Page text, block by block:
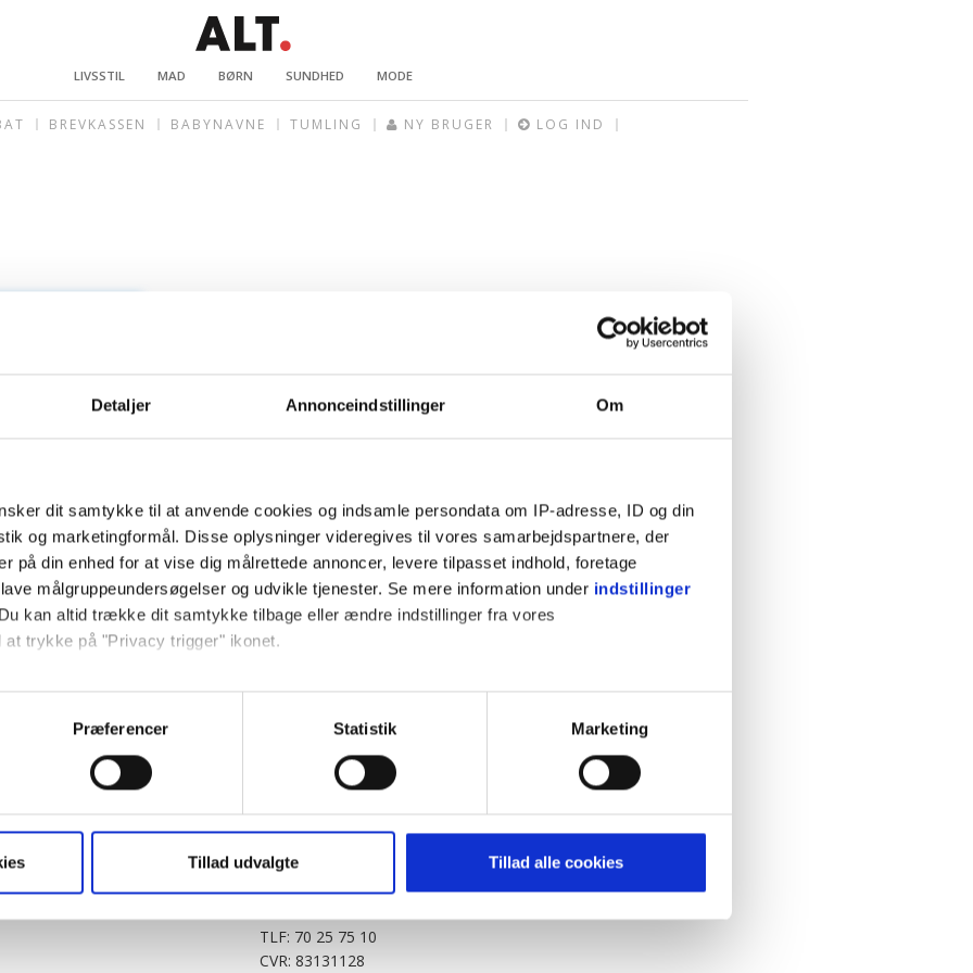
Detaljer Annonceindstillinger Om
dit samtykke til at anvende cookies og indsamle persondata om IP-adresse, ID og din
og marketingformål. Disse oplysninger videregives til vores samarbejdspartnere, der
på din enhed for at vise dig målrettede annoncer, levere tilpasset indhold, foretage
målgruppeundersøgelser og udvikle tjenester. Se mere information under indstillinger
kan altid trække dit samtykke tilbage eller ændre indstillinger fra vores
at trykke på "Privacy trigger" ikonet.
gerne:
om din placering, der kan være nøjagtig inden for få meter
baseret på en scanning af dens unikke karakteristika (fingerprinting)
må bruge egne cookies og cookies fra tredjeparter til at optimere dit besøg på vores
generere statistik og huske dine præferencer samt til brug for markedsføring, så vi
tilbage. Du skal være opmærksom på, at vores hjemmeside muligvis ikke fungerer
cookies eller tilbagetrækker et samtykke. Du kan læse mere om vores brug af cookies
Præferencer Statistik Marketing
Tillad udvalgte Tillad alle cookies
LIVSSTIL MAD BØRN SUNDHED MODE
BREVKASSEN BABYNAVNE TUMLING NY BRUGER LOG IND
KitchenOne.dk
Jollyroom.dk
Outnorth.dk
Klikk.no
Alt.dk
Realityportalen.dk
Cookiepolitik
Privatlivspolitik
BABY.DK
Story House Egmont A/S
Strødamvej 46
TLF: 70 25 75 10
CVR: 83131128